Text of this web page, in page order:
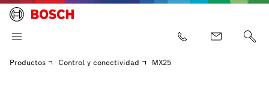
Productos Control y conectividad MX25